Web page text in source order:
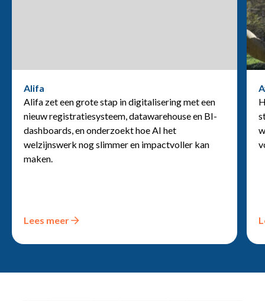
Alifa
Alifa zet een grote stap in digitalisering met een
nieuw registratiesysteem, datawarehouse en BI-
dashboards, en onderzoekt hoe AI het
welzijnswerk nog slimmer en impactvoller kan
maken.
Lees meer